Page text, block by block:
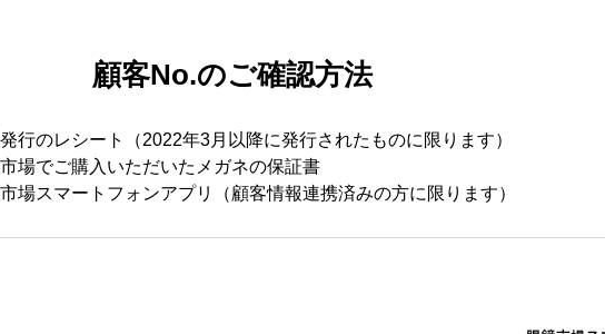
顧客No.のご確認方法
発行のレシート（2022年3月以降に発行されたものに限ります）
市場でご購入いただいたメガネの保証書
市場スマートフォンアプリ（顧客情報連携済みの方に限ります）